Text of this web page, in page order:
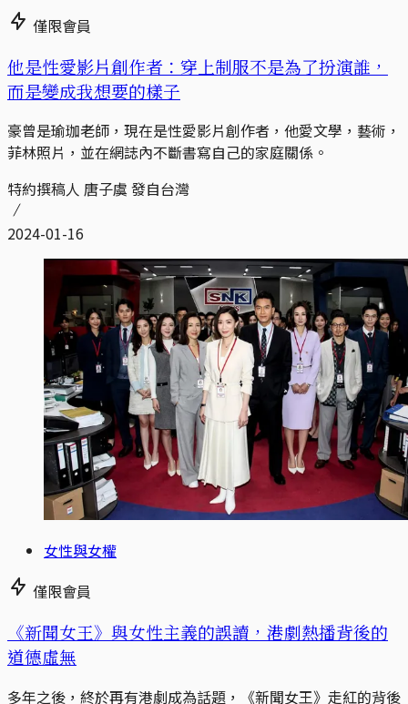
僅限會員
他是性愛影片創作者：穿上制服不是為了扮演誰，
而是變成我想要的樣子
豪曾是瑜珈老師，現在是性愛影片創作者，他愛文學，藝術，
菲林照片，並在網誌內不斷書寫自己的家庭關係。
特約撰稿人 唐子虞 發自台灣
2024-01-16
女性與女權
僅限會員
《新聞女王》與女性主義的誤讀，港劇熱播背後的
道德虛無
多年之後，終於再有港劇成為話題，《新聞女王》走紅的背後